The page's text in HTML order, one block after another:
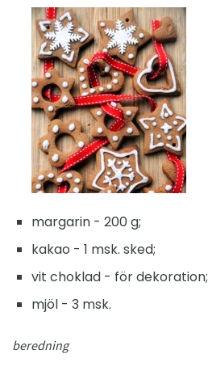
margarin - 200 g;
kakao - 1 msk. sked;
vit choklad - för dekoration;
mjöl - 3 msk.
beredning